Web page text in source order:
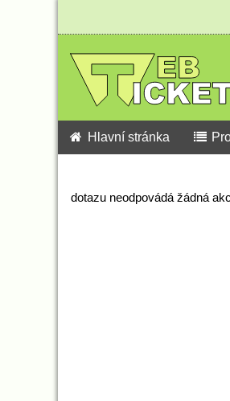
Hlavní stránka
dotazu neodpovádá žádná